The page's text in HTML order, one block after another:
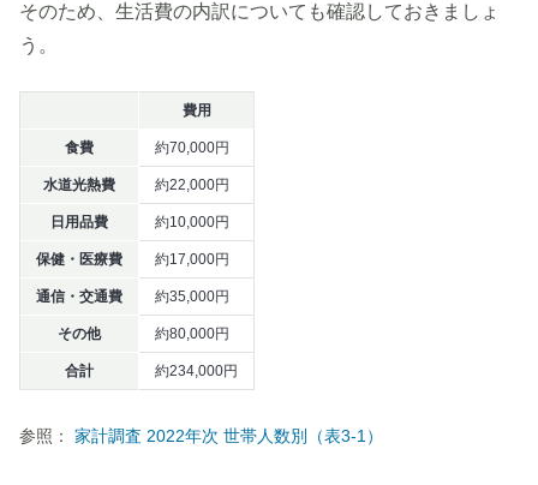
そのため、生活費の内訳についても確認しておきましょ
う。
費用
食費 約70,000円
水道光熱費 約22,000円
日用品費 約10,000円
保健・医療費 約17,000円
通信・交通費 約35,000円
その他 約80,000円
合計 約234,000円
参照： 家計調査 2022年次 世帯人数別（表3-1）